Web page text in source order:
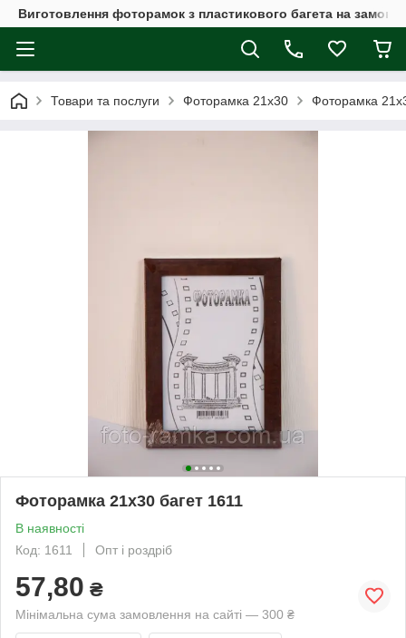
Виготовлення фоторамок з пластикового багета на
Товари та послуги Фоторамка 21х30 Фоторамка
Фоторамка 21х30 багет 1611
В наявності
Код: 1611
Опт і роздріб
57,80 ₴
Мінімальна сума замовлення на сайті — 300 ₴